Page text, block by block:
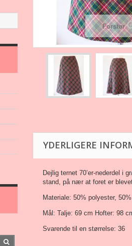
Forstør
YDERLIGERE
Dejlig ternet 70’er-nederdel i
stand, på nær at foret er
Materiale: 50% polyester,
Mål: Talje: 69 cm Hofter: 98
Svarende til en størrelse: 36